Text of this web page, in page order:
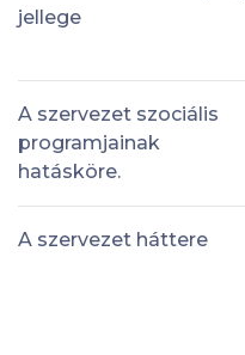
jellege
A szervezet szociális
programjainak
hatásköre.
A szervezet háttere